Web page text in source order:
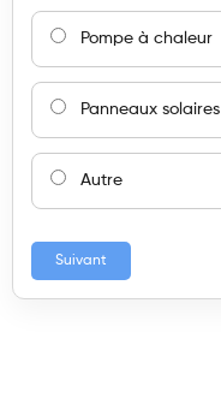
Pompe à chaleur
Panneaux solaires
Autre
Suivant